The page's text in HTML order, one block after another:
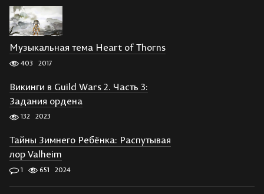
Музыкальная тема Heart of Thorns
403 2017
Викинги в Guild Wars 2. Часть 3:
Задания ордена
132 2023
Тайны Зимнего Ребёнка: Распутывая
лор Valheim
1 651 2024